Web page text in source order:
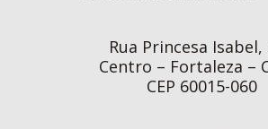
Rua Princesa Isabel,
Centro – Fortaleza –
CEP 60015-060